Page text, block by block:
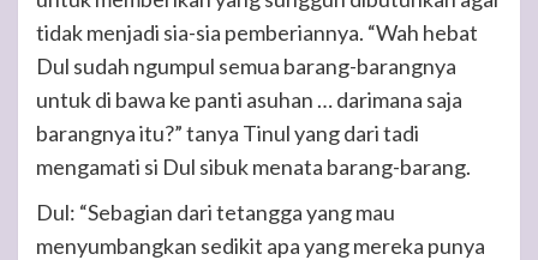
tidak menjadi sia-sia pemberiannya. “Wah hebat
Dul sudah ngumpul semua barang-barangnya
untuk di bawa ke panti asuhan … darimana saja
barangnya itu?” tanya Tinul yang dari tadi
mengamati si Dul sibuk menata barang-barang.
Dul: “Sebagian dari tetangga yang mau
menyumbangkan sedikit apa yang mereka punya